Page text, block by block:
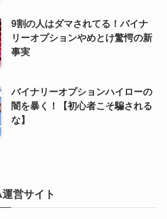
9割の人はダマされてる！バイナ
リーオプションやめとけ驚愕の新
事実
バイナリーオプションハイローの
闇を暴く！【初心者こそ騙される
な】
営サイト